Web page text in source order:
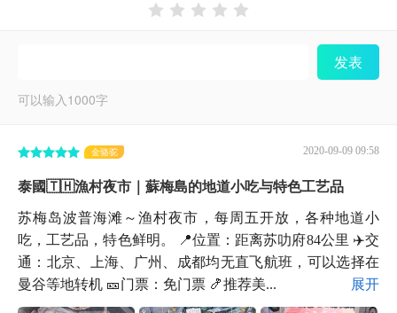
    
发表
可以输入1000字
2020-09-09 09:58
金骆驼
泰國🇹🇭漁村夜市｜蘇梅島的地道小吃与特色工艺品
苏梅岛波普海滩～渔村夜市，每周五开放，各种地道小
吃，工艺品，特色鲜明。 📍位置：距离苏叻府84公里 ✈️交
通：北京、上海、广州、成都均无直飞航班，可以选择在
曼谷等地转机 🎫门票：免门票 🍤推荐美...
展开